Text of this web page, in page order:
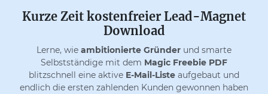
Kurze Zeit kostenfreier Lead-Magnet
Download
Lerne, wie ambitionierte Gründer und smarte
Selbstständige mit dem Magic Freebie PDF
blitzschnell eine aktive E-Mail-Liste aufgebaut und
endlich die ersten zahlenden Kunden gewonnen haben